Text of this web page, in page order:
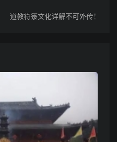
道教符箓文化详解不可外传！